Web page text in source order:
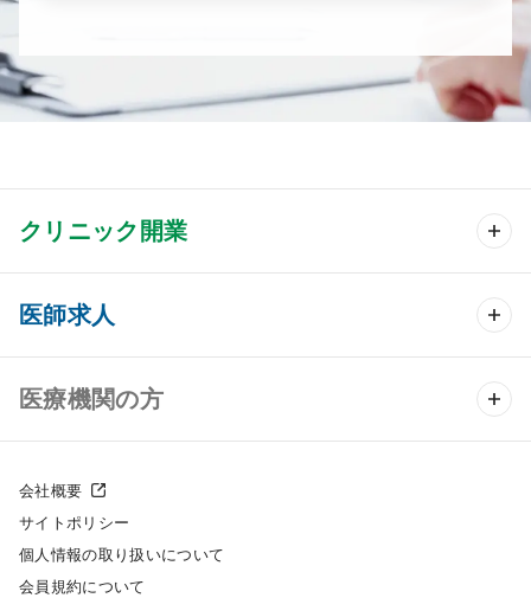
クリニック開業
クリニック開業 TOP
クリニック物件検索
クリニックの開業スタイル
クリニック開業までの流れ
医師求人
医師求人 TOP
常勤求人検索
スポット求人検索
医療機関の方
採用をお考えの医療機関の方
会社概要
サイトポリシー
個人情報の取り扱いについて
会員規約について